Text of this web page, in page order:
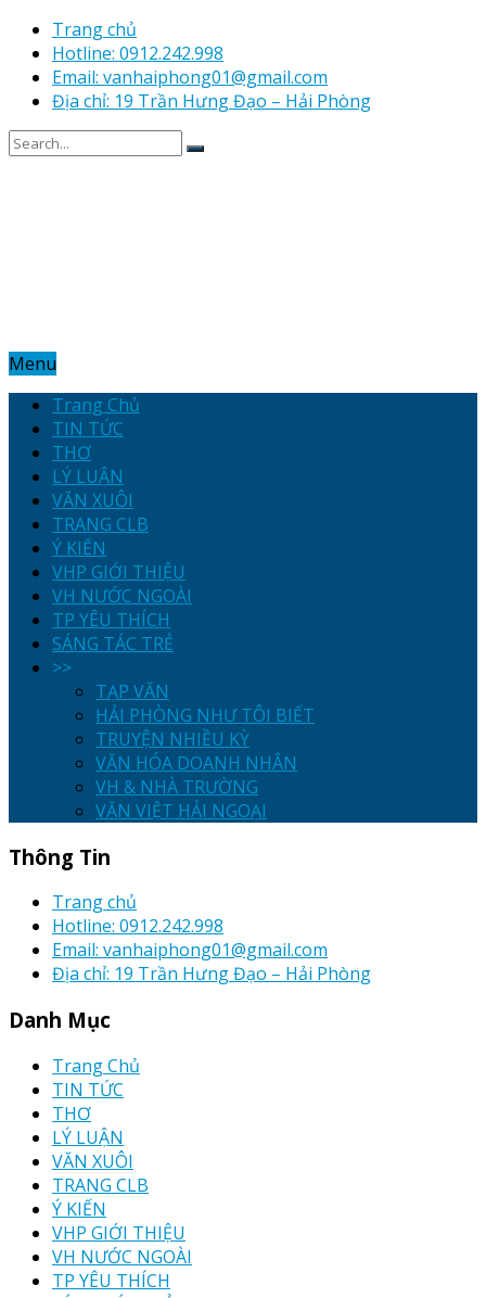
Trang chủ
Hotline: 0912.242.998
Email: vanhaiphong01@gmail.com
Địa chỉ: 19 Trần Hưng Đạo – Hải Phòng
Menu
Trang Chủ
TIN TỨC
THƠ
LÝ LUẬN
VĂN XUÔI
TRANG CLB
Ý KIẾN
VHP GIỚI THIỆU
VH NƯỚC NGOÀI
TP YÊU THÍCH
SÁNG TÁC TRẺ
>>
TẠP VĂN
HẢI PHÒNG NHƯ TÔI BIẾT
TRUYỆN NHIỀU KỲ
VĂN HÓA DOANH NHÂN
VH & NHÀ TRƯỜNG
VĂN VIỆT HẢI NGOẠI
Thông Tin
Trang chủ
Hotline: 0912.242.998
Email: vanhaiphong01@gmail.com
Địa chỉ: 19 Trần Hưng Đạo – Hải Phòng
Danh Mục
Trang Chủ
TIN TỨC
THƠ
LÝ LUẬN
VĂN XUÔI
TRANG CLB
Ý KIẾN
VHP GIỚI THIỆU
VH NƯỚC NGOÀI
TP YÊU THÍCH